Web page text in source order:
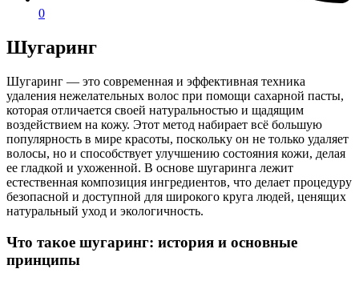
0
Шугаринг
Шугаринг — это современная и эффективная техника
удаления нежелательных волос при помощи сахарной пасты,
которая отличается своей натуральностью и щадящим
воздействием на кожу. Этот метод набирает всё большую
популярность в мире красоты, поскольку он не только удаляет
волосы, но и способствует улучшению состояния кожи, делая
ее гладкой и ухоженной. В основе шугаринга лежит
естественная композиция ингредиентов, что делает процедуру
безопасной и доступной для широкого круга людей, ценящих
натуральный уход и экологичность.
Что такое шугаринг: история и основные
принципы